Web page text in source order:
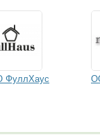
ФуллХаус